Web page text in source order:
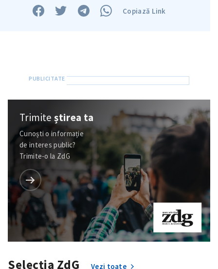
Trimite o informație
Despre ZdG
in English
на русском
Copiază Link
Trimiteștirea ta
Cunoști o informație
de interes public?
Trimite-o la ZdG
Selecția ZdG Vezi toate